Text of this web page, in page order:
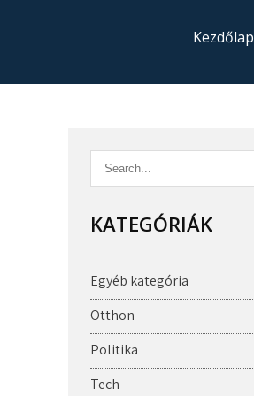
Kezdőlap
KATEGÓRIÁK
Egyéb kategória
Otthon
Politika
Tech